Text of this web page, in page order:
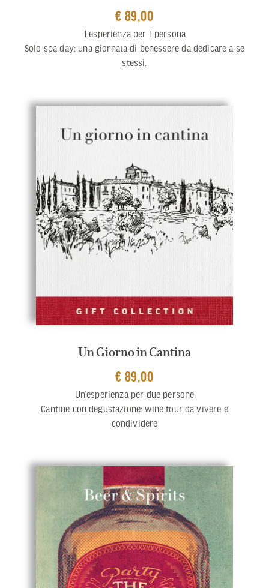
€ 89,00
1 esperienza per 1 persona
Solo spa day: una giornata di benessere da dedicare a se
stessi.
Un Giorno in Cantina
€ 89,00
Un’esperienza per due persone
Cantine con degustazione: wine tour da vivere e
condividere